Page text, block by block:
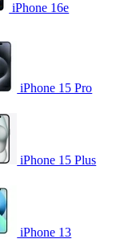
iPhone 16e
iPhone 15 Pro
iPhone 15 Plus
iPhone 13